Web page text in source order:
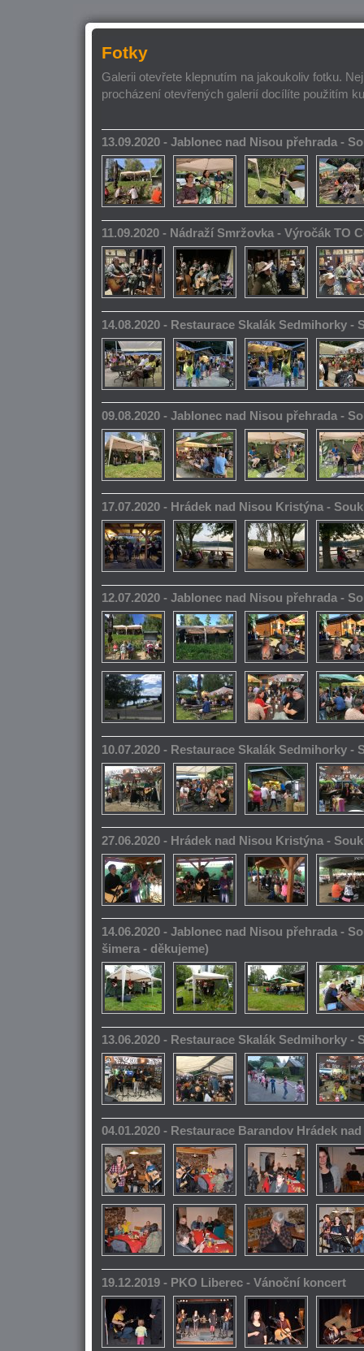
Fotky
Galerii otevřete klepnutím na jakoukoliv fotku.
procházení otevřených galerií docílíte použitím
13.09.2020 - Jablonec nad Nisou přehrada -
11.09.2020 - Nádraží Smržovka - Výročák TO
14.08.2020 - Restaurace Skalák Sedmihorky -
09.08.2020 - Jablonec nad Nisou přehrada -
17.07.2020 - Hrádek nad Nisou Kristýna -
12.07.2020 - Jablonec nad Nisou přehrada -
10.07.2020 - Restaurace Skalák Sedmihorky -
27.06.2020 - Hrádek nad Nisou Kristýna -
14.06.2020 - Jablonec nad Nisou přehrada -
šimera - děkujeme)
13.06.2020 - Restaurace Skalák Sedmihorky -
04.01.2020 - Restaurace Barandov Hrádek
19.12.2019 - PKO Liberec - Vánoční koncert